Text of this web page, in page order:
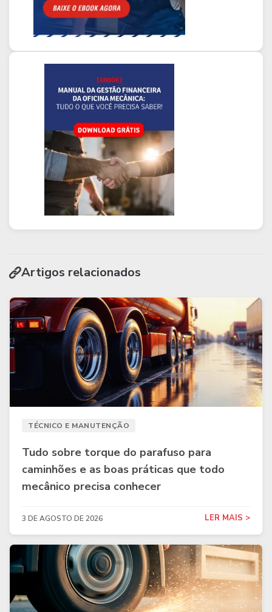
Artigos relacionados
TÉCNICO E MANUTENÇÃO
Tudo sobre torque do parafuso para
caminhões e as boas práticas que todo
mecânico precisa conhecer
3 DE AGOSTO DE 2026 LER MAIS >